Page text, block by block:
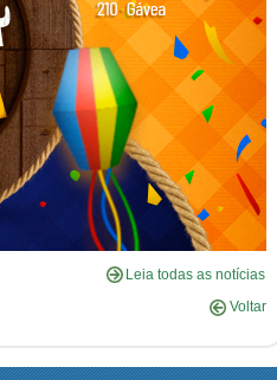
Leia todas as notícias
Voltar